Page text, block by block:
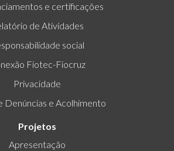
e certificações
de Atividades
social
Fiotec-Fiocruz
Privacidade
Denúncias e Acolhimento
Projetos
Apresentação